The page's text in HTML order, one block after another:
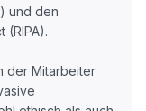
und den
(RIPA).
der Mitarbeiter